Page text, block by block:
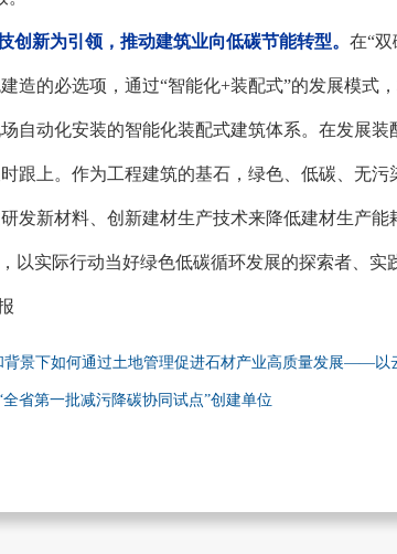
创新为引领，推动建筑业向低碳节能转型。 在“
造的必选项，通过“智能化+装配式”的发展模式
自动化安装的智能化装配式建筑体系。在发展装
跟上。作为工程建筑的基石，绿色、低碳、无污
发新材料、创新建材生产技术来降低建材生产能
以实际行动当好绿色低碳循环发展的探索者、实
背景下如何通过土地管理促进石材产业高质量发展——以
省第一批减污降碳协同试点”创建单位